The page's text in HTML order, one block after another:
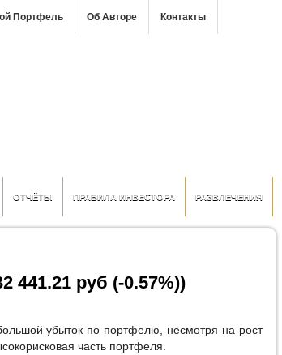
Портфель Об Авторе Контакты
ОТЧЁТЫ ПРАВИЛА ИНВЕСТОРА РАЗВЛЕЧЕНИЯ
441.21 руб (-0.57%))
убыток по портфелю, несмотря на рост
часть портфеля.